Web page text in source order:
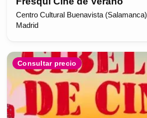
Centro Cultural Buenavista (Salamanca)
Madrid
Consultar precio